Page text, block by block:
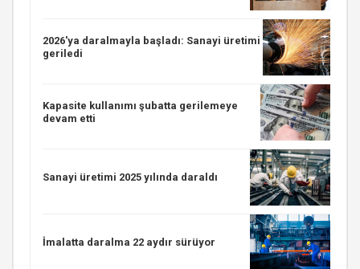
2026'ya daralmayla başladı: Sanayi üretimi
geriledi
Kapasite kullanımı şubatta gerilemeye
devam etti
Sanayi üretimi 2025 yılında daraldı
İmalatta daralma 22 aydır sürüyor